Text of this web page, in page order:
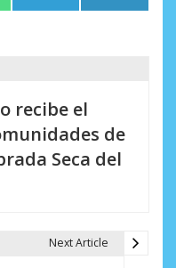
en en
recibe el
de
Seca del
Next Article